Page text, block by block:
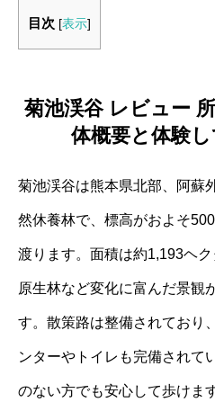
目次 [表示]
菊池渓谷 レビュー
体概要と体験
菊池渓谷は熊本県北部、阿蘇
然休養林で、標高がおよそ
渡ります。面積は約1,193ヘク
原生林など変化に富んだ景観
す。散策路は整備されており
ンターやトイレも完備されて
のない方でも安心して歩けま